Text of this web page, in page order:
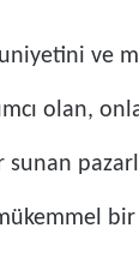
ve
olan,